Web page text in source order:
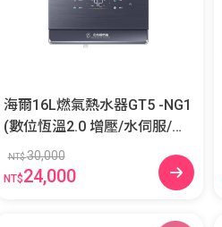
海爾16L燃氣熱水器GT5 -NG1
(數位恆溫2.0 增壓/水伺服/五
段火排) JSQ34-16GT5(NG1)
NT$30,000
NT$24,000